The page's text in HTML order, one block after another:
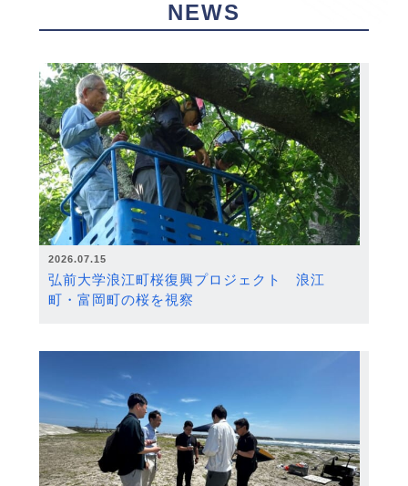
NEWS
2026.07.15
弘前大学浪江町桜復興プロジェクト 浪江
町・富岡町の桜を視察